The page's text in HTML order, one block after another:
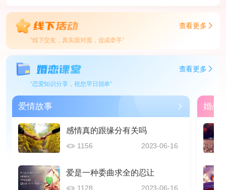
查看更多
“线下交友，真实面对面，促成牵手”
查看更多
“恋爱知识分享，祝您早日脱单”
爱情故事
感情真的跟缘分有关吗
1156 2023-06-16
爱是一种委曲求全的忍让
1128 2023-06-16
婚恋